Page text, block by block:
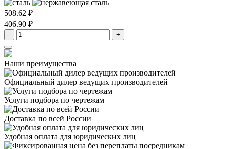
508.62 ₽
406.90 ₽
- +
Наши преимущества
Официальный дилер ведущих производителей
Услуги подбора по чертежам
Доставка по всей России
Удобная оплата для юридических лиц